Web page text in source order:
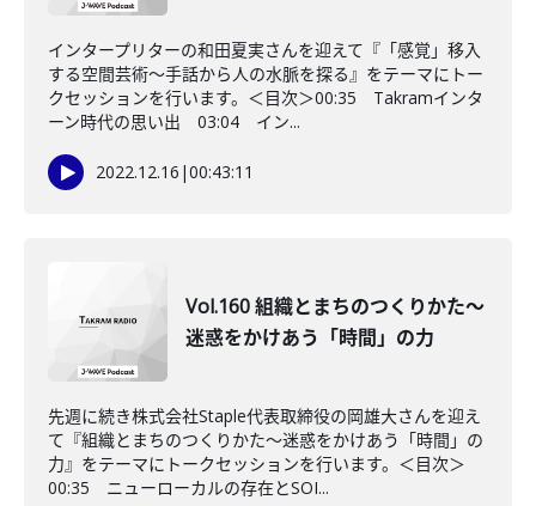
インタープリターの和田夏実さんを迎えて『「感覚」移入
する空間芸術～手話から人の水脈を探る』をテーマにトー
クセッションを行います。＜目次＞00:35 Takramインタ
ーン時代の思い出 03:04 イン...
2022.12.16 |00:43:11
Vol.160 組織とまちのつくりかた～
迷惑をかけあう「時間」の力
先週に続き株式会社Staple代表取締役の岡雄大さんを迎え
て『組織とまちのつくりかた～迷惑をかけあう「時間」の
力』をテーマにトークセッションを行います。＜目次＞
00:35 ニューローカルの存在とSOI...